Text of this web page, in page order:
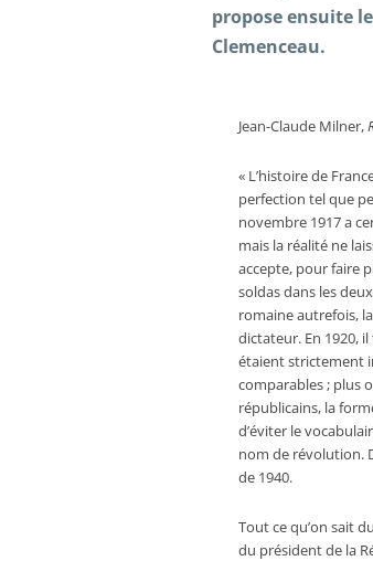
propose ensuite
Clemenceau.
Jean-Claude Milner,
« L’histoire de
perfection tel que
novembre 1917 a
mais la réalité ne
accepte, pour faire
soldas dans les
romaine autrefois,
dictateur. En 1920,
étaient strictement
comparables ; plus
républicains, la
d’éviter le
nom de révolution.
de 1940.
Tout ce qu’on sait
du président de la